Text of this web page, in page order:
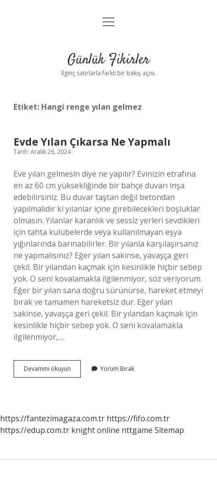
Anasayfa
Yasal Uyarı
menüyü
Günlük Fikirler
İlginç satırlarla farklı bir bakış açısı.
Etiket: Hangi renge yılan gelmez
Evde Yılan Çıkarsa Ne Yapmalı
Tarih: Aralık 26, 2024
Eve yılan gelmesin diye ne yapılır? Evinizin etrafına
en az 60 cm yüksekliğinde bir bahçe duvarı inşa
edebilirsiniz. Bu duvar taştan değil betondan
yapılmalıdır ki yılanlar içine girebilecekleri boşluklar
olmasın. Yılanlar karanlık ve sessiz yerleri sevdikleri
için tahta kulübelerde veya kullanılmayan eşya
yığınlarında barınabilirler. Bir yılanla karşılaşırsanız
ne yapmalısınız? Eğer yılan sakinse, yavaşça geri
çekil. Bir yılandan kaçmak için kesinlikle hiçbir sebep
yok. O seni kovalamakla ilgilenmiyor, söz veriyorum.
Eğer bir yılan sana doğru sürünürse, hareket etmeyi
bırak ve tamamen hareketsiz dur. Eğer yılan
sakinse, yavaşça geri çekil. Bir yılandan kaçmak için
kesinlikle hiçbir sebep yok. O seni kovalamakla
ilgilenmiyor,…
Devamını okuyun
Yılan
Yorum Bırak
https://fantezimagaza.com.tr https://fifo.com.tr
https://edup.com.tr knight online nttgame Sitemap